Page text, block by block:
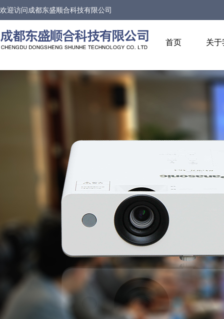
欢迎访问成都东盛顺合科技有限公司
首页 关于